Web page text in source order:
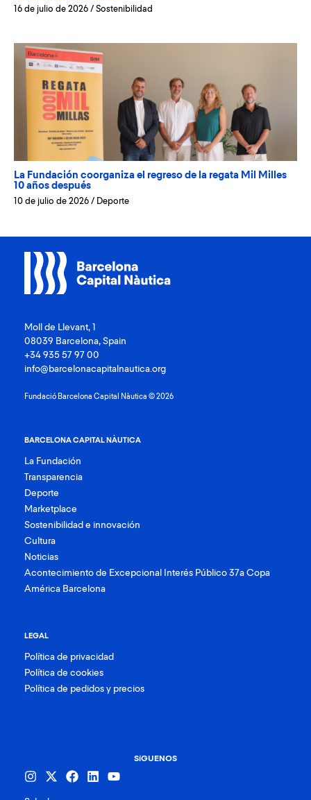
16 de julio de 2026 / Sostenibilidad
La Fundación coorganiza el regreso de la regata Mil Milles
10 años después
10 de julio de 2026 / Deporte
Moll de Llevant, 1
08039 Barcelona, Spain
+34 935 57 97 00
info@barcelonacapitalnautica.org
Fundació Barcelona Capital Nàutica © 2026
BARCELONA CAPITAL NÀUTICA
La Fundación
Transparencia
Deporte
Marketplace
Sostenibilidad e innovación
Cultura
Noticias
Acontecimiento de Excepcional Interés Público 37a Copa
América Barcelona
LEGAL
Política de privacidad
Política de cookies
Política de pedidos y precios
SíGUENOS